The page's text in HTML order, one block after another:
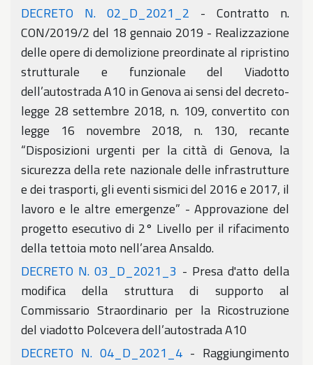
DECRETO N. 02_D_2021_2 - Contratto n.
CON/2019/2 del 18 gennaio 2019 - Realizzazione
delle opere di demolizione preordinate al ripristino
strutturale e funzionale del Viadotto
dell’autostrada A10 in Genova ai sensi del decreto-
legge 28 settembre 2018, n. 109, convertito con
legge 16 novembre 2018, n. 130, recante
“Disposizioni urgenti per la città di Genova, la
sicurezza della rete nazionale delle infrastrutture
e dei trasporti, gli eventi sismici del 2016 e 2017, il
lavoro e le altre emergenze” - Approvazione del
progetto esecutivo di 2° Livello per il rifacimento
della tettoia moto nell’area Ansaldo.
DECRETO N. 03_D_2021_3 - Presa d'atto della
modifica della struttura di supporto al
Commissario Straordinario per la Ricostruzione
del viadotto Polcevera dell’autostrada A10
DECRETO N. 04_D_2021_4 - Raggiungimento